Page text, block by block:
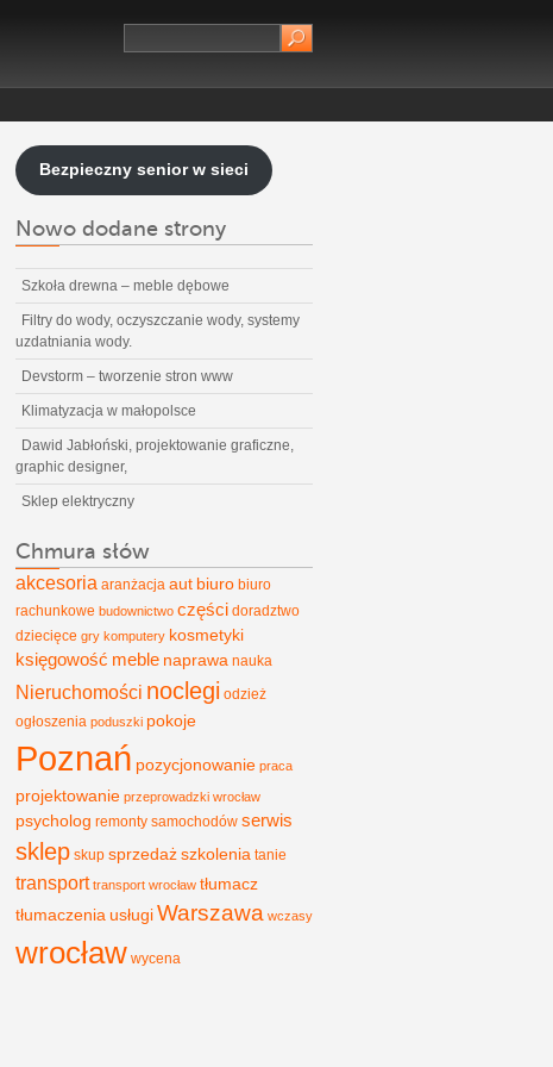
Bezpieczny senior w sieci
Nowo dodane strony
Szkoła drewna – meble dębowe
Filtry do wody, oczyszczanie wody, systemy
uzdatniania wody.
Devstorm – tworzenie stron www
Klimatyzacja w małopolsce
Dawid Jabłoński, projektowanie graficzne,
graphic designer,
Sklep elektryczny
Chmura słów
akcesoria aranżacja aut biuro biuro
rachunkowe budownictwo części doradztwo
dziecięce gry komputery kosmetyki
księgowość meble naprawa nauka
Nieruchomości noclegi odzież
ogłoszenia poduszki pokoje
Poznań pozycjonowanie praca
projektowanie przeprowadzki wrocław
psycholog remonty samochodów serwis
sklep skup sprzedaższkolenia tanie
transport transport wrocław tłumacz
tłumaczenia usługiWarszawa wczasy
wrocław wycena